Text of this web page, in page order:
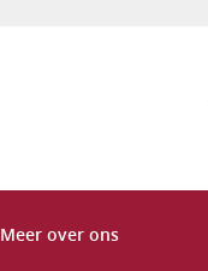
Meer over ons